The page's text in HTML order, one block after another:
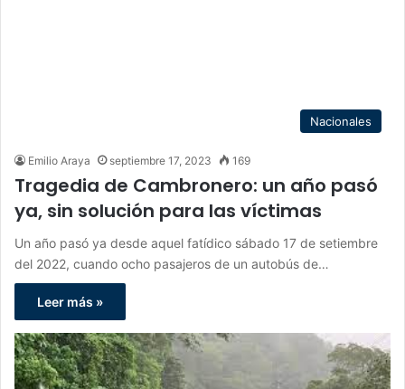
Nacionales
Emilio Araya septiembre 17, 2023 169
Tragedia de Cambronero: un año pasó
ya, sin solución para las víctimas
Un año pasó ya desde aquel fatídico sábado 17 de setiembre
del 2022, cuando ocho pasajeros de un autobús de…
Leer más »